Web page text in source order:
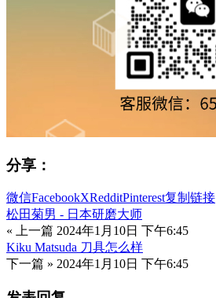
分享：
微信FacebookXRedditPinterest复制链接
松田菊男 - 日本研磨大师
« 上一篇 2024年1月10日 下午6:45
Kiku Matsuda 刀具怎么样
下一篇 » 2024年1月10日 下午6:45